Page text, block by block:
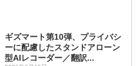
ギズマート第10弾、プライバシ
ーに配慮したスタンドアローン
型AIレコーダー／翻訳...